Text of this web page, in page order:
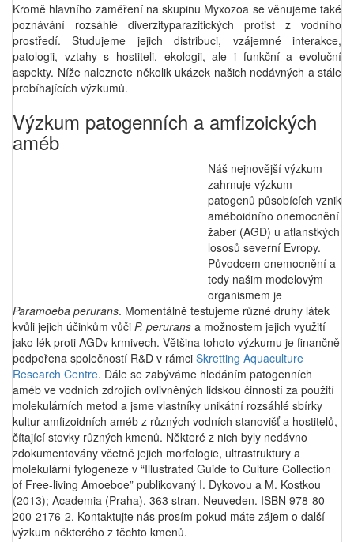
Kromě hlavního zaměření na skupinu Myxozoa se věnujeme také
poznávání rozsáhlé diverzityparazitických protist z vodního
prostředí. Studujeme jejich distribuci, vzájemné interakce,
patologii, vztahy s hostiteli, ekologii, ale i funkční a evoluční
aspekty. Níže naleznete několik ukázek našich nedávných a stále
probíhajících výzkumů.
Výzkum patogenních a amfizoických
améb
Náš nejnovější výzkum
zahrnuje výzkum
patogenů působících vznik
améboidního onemocnění
žaber (AGD) u atlanstkých
lososů severní Evropy.
Původcem onemocnění a
tedy našim modelovým
organismem je
Paramoeba perurans. Momentálně testujeme různé druhy látek
kvůli jejich účinkům vůči P. perurans a možnostem jejich využití
jako lék proti AGDv krmivech. Většina tohoto výzkumu je finančně
podpořena společností R&D v rámci Skretting Aquaculture
Research Centre. Dále se zabýváme hledáním patogenních
améb ve vodních zdrojích ovlivněných lidskou činností za použití
molekulárních metod a jsme vlastníky unikátní rozsáhlé sbírky
kultur amfizoidních améb z různých vodních stanovišť a hostitelů,
čítající stovky různých kmenů. Některé z nich byly nedávno
zdokumentovány včetně jejich morfologie, ultrastruktury a
molekulární fylogeneze v “Illustrated Guide to Culture Collection
of Free-living Amoeboe” publikovaný I. Dykovou a M. Kostkou
(2013); Academia (Praha), 363 stran. Neuveden. ISBN 978-80-
200-2176-2. Kontaktujte nás prosím pokud máte zájem o další
výzkum některého z těchto kmenů.